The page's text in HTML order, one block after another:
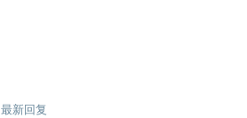
最新回复